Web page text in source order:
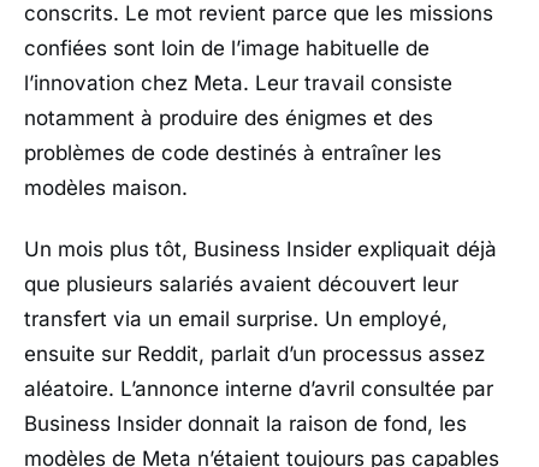
conscrits. Le mot revient parce que les missions
confiées sont loin de l’image habituelle de
l’innovation chez Meta. Leur travail consiste
notamment à produire des énigmes et des
problèmes de code destinés à entraîner les
modèles maison.
Un mois plus tôt, Business Insider expliquait déjà
que plusieurs salariés avaient découvert leur
transfert via un email surprise. Un employé,
ensuite sur Reddit, parlait d’un processus assez
aléatoire. L’annonce interne d’avril consultée par
Business Insider donnait la raison de fond, les
modèles de Meta n’étaient toujours pas capables